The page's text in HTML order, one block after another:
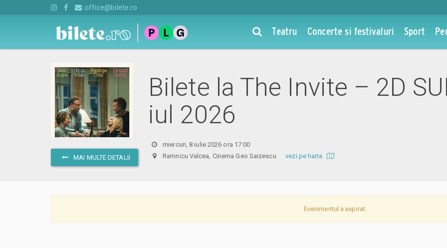
office@bilete.ro
Teatru Concerte si festivaluri Sport
MAI MULTE DETALII
Bilete la The Invite – 2D
iul 2026
miercuri, 8 iulie 2026 ora 17:00
Ramnicu Valcea, Cinema Geo Saizescuvezi pe harta
Evenimentul a expirat.